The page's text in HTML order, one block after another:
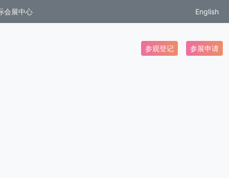
会展中心 English
参观登记 参展申请